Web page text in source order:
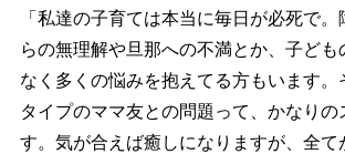
「私達の子育ては本当に毎日が必死で
らの無理解や旦那への不満とか、子ども
なく多くの悩みを抱えてる方もいます。
タイプのママ友との問題って、かなりの
す。気が合えば癒しになりますが、全て